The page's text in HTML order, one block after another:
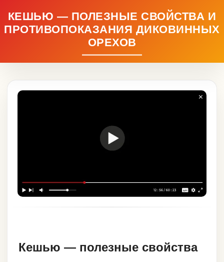
КЕШЬЮ — ПОЛЕЗНЫЕ СВОЙСТВА И
ПРОТИВОПОКАЗАНИЯ ДИКОВИННЫХ
ОРЕХОВ
Кешью — полезные свойства